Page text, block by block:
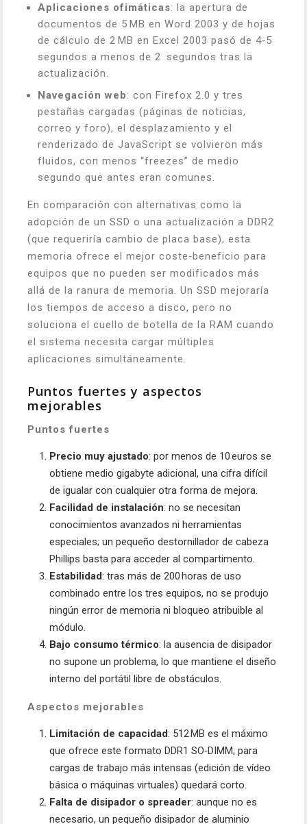
Aplicaciones ofimáticas: la apertura de
documentos de 5 MB en Word 2003 y de hojas
de cálculo de 2 MB en Excel 2003 pasó de 4‑5
segundos a menos de 2 segundos tras la
actualización.
Navegación web: con Firefox 2.0 y tres
pestañas cargadas (páginas de noticias,
correo y foro), el desplazamiento y el
renderizado de JavaScript se volvieron más
fluidos, con menos “freezes” de medio
segundo que antes eran comunes.
En comparación con alternativas como la
adopción de un SSD o una actualización a DDR2
(que requeriría cambio de placa base), esta
memoria ofrece el mejor coste‑beneficio para
equipos que no pueden ser modificados más
allá de la ranura de memoria. Un SSD mejoraría
los tiempos de acceso a disco, pero no
soluciona el cuello de botella de la RAM cuando
el sistema necesita cargar múltiples
aplicaciones simultáneamente.
Puntos fuertes y aspectos
mejorables
Puntos fuertes
Precio muy ajustado: por menos de 10 euros se
obtiene medio gigabyte adicional, una cifra difícil
de igualar con cualquier otra forma de mejora.
Facilidad de instalación: no se necesitan
conocimientos avanzados ni herramientas
especiales; un pequeño destornillador de cabeza
Phillips basta para acceder al compartimento.
Estabilidad: tras más de 200 horas de uso
combinado entre los tres equipos, no se produjo
ningún error de memoria ni bloqueo atribuible al
módulo.
Bajo consumo térmico: la ausencia de disipador
no supone un problema, lo que mantiene el diseño
interno del portátil libre de obstáculos.
Aspectos mejorables
Limitación de capacidad: 512 MB es el máximo
que ofrece este formato DDR1 SO‑DIMM; para
cargas de trabajo más intensas (edición de vídeo
básica o máquinas virtuales) quedará corto.
Falta de disipador o spreader: aunque no es
necesario, un pequeño disipador de aluminio